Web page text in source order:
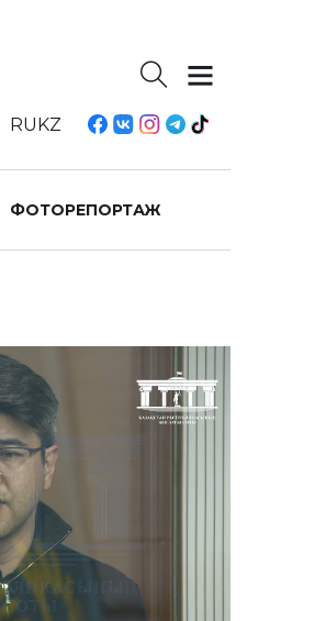
RUKZ
ФОТОРЕПОРТАЖ